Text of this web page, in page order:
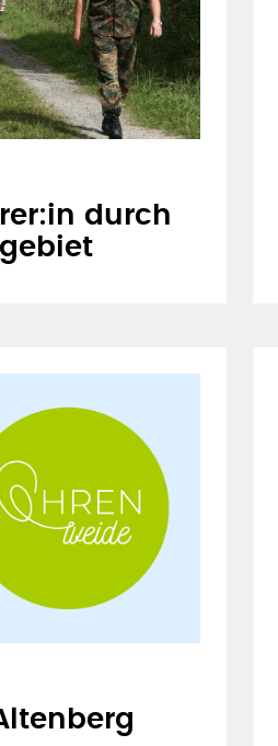
durch